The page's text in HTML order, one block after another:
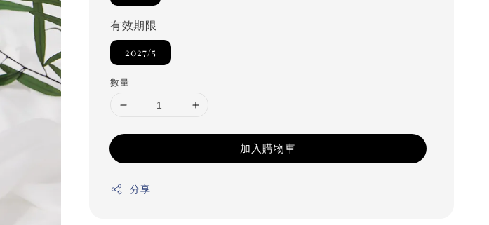
有效期限
2027/5
數量
加入購物車
分享